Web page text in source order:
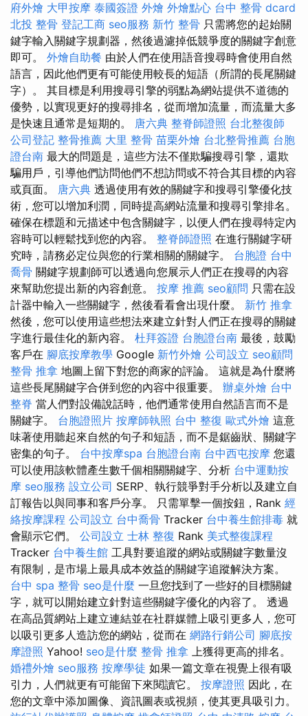
府外燴 大甲按摩 泰國簽證 外燴 外燴點心 台中 整骨 dcard
北投 整骨 登記工商 seo服務 新竹 整骨 只需將您的起始關
鍵字輸入關鍵字規劃器，然後過濾掉低競爭度的關鍵字創意
即可。 外燴自助餐 由於人們在使用語音搜尋時會使用自然
語言，因此他們更有可能使用較長的短語（所謂的長尾關鍵
字）。 其目標是利用搜尋引擎的弱點為網站提供不道德的
優勢，以實現更好的搜尋排名，從而增加流量，而流量大多
是快速且通常是短期的。 唐六典 整脊師證照 台北整復師
公司登記 整骨推薦 大里 整骨 苗栗外燴 台北整骨推薦 台胞
證台南 最大的問題是，這些方法不僅欺騙搜尋引擎，還欺
騙用戶，引導他們訪問他們不想訪問或不符合其目標的內容
或頁面。 唐六典 透過使用有效的關鍵字和搜尋引擎優化技
術，您可以增加利潤，同時提高網站流量和搜尋引擎排名。
確保在標題和元描述中包含關鍵字，以便人們在搜尋特定內
容時可以輕鬆找到您的內容。 整脊師證照 在進行關鍵字研
究時，請務必定位與您的行業相關的關鍵字。 台胞證 台中
喬骨 關鍵字規劃師可以透過向您展示人們正在搜尋的內容
來幫助您提出新的內容創意。 按摩 推薦 seo顧問 只需在設
計器中輸入一些關鍵字，然後看看會出現什麼。 新竹 推拿
然後，您可以使用這些想法來建立針對人們正在搜尋的關鍵
字進行最佳化的新內容。 杜拜簽證 台胞證台南 最後，鼓勵
客戶在 腳底按摩教學 Google 新竹外燴 公司設立 seo顧問
整骨 推拿 地圖上留下對您的商家的評論。 這就是為什麼將
這些長尾關鍵字合併到您的內容中很重要。 辦桌外燴 台中
整脊 當人們對設備說話時，他們通常使用自然語言而不是
關鍵字。 台胞證照片 按摩師執照 台中 整復 歐式外燴 這意
味著使用聽起來自然的句子和短語，而不是鋸齒狀、關鍵字
密集的句子。 台中按摩spa 台胞證台南 台中西屯按摩 您還
可以使用該軟體產生數千個相關關鍵字、分析 台中運動按
摩 seo服務 設立公司 SERP、執行競爭對手分析以及建立自
訂報告以與同事和客戶分享。 只需單擊一個按鈕，Rank 經
絡按摩課程 公司設立 台中喬骨 Tracker 台中養生館排毒 就
會顯示它們。 公司設立 士林 整復 Rank 美式整復課程
Tracker 台中養生館 工具對要追蹤的網站或關鍵字數量沒
有限制，是市場上最具成本效益的關鍵字追蹤解決方案。
台中 spa 整骨 seo是什麼 一旦您找到了一些好的目標關鍵
字，就可以開始建立針對這些關鍵字優化的內容了。 透過
在高品質網站上建立連結並在社群媒體上吸引更多人，您可
以吸引更多人造訪您的網站，從而在 網路行銷公司 腳底按
摩證照 Yahoo! seo是什麼 整骨 推拿 上獲得更高的排名。
婚禮外燴 seo服務 按摩學徒 如果一篇文章在視覺上很有吸
引力，人們就更有可能留下來閱讀它。 按摩證照 因此，在
您的文章中添加圖像、資訊圖表或視頻，使其更具吸引力。